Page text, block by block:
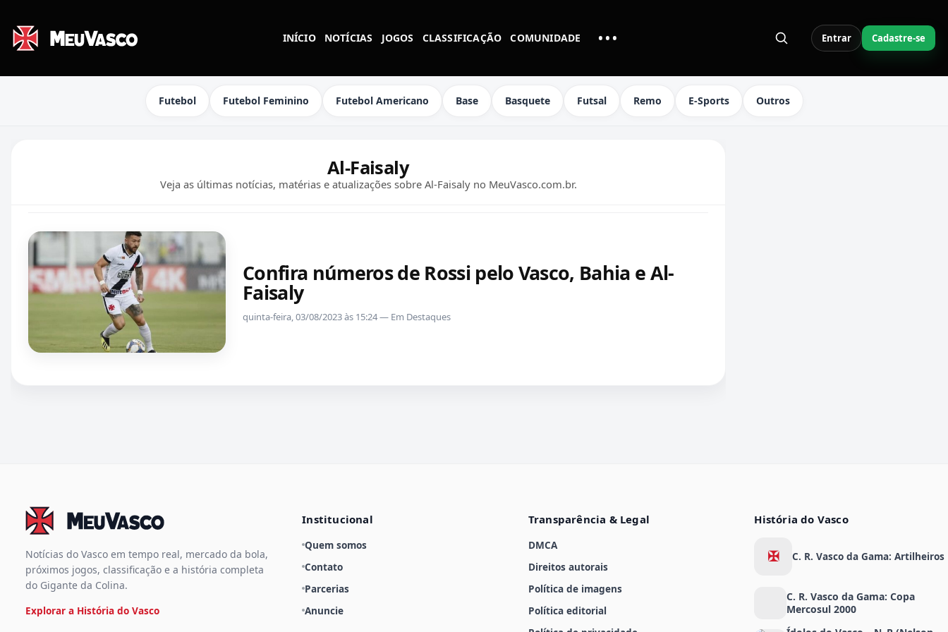
INÍCIO NOTÍCIAS JOGOS CLASSIFICAÇÃO COMUNIDADE •••MAIS LINKS DO MENU Entrar Cadastre-se
Futebol Futebol Feminino Futebol Americano Base Basquete Futsal Remo E-Sports Outros
Al-Faisaly
Veja as últimas notícias, matérias e atualizações sobre Al-Faisaly no MeuVasco.com.br.
Confira números de Rossi pelo Vasco, Bahia e Al-
Faisaly
quinta-feira, 03/08/2023 às 15:24 — Em Destaques
Notícias do Vasco em tempo real, mercado da bola,
próximos jogos, classificação e a história completa
do Gigante da Colina.
Explorar a História do Vasco
Institucional
Quem somos
Contato
Parcerias
Anuncie
Transparência & Legal
DMCA
Direitos autorais
Política de imagens
Política editorial
História do Vasco
✠ C. R. Vasco da Gama: Artilheiros
C. R. Vasco da Gama: Copa
Mercosul 2000